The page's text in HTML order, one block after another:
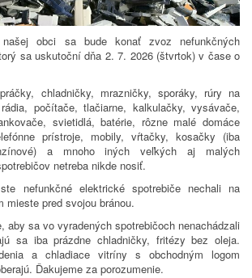
obci sa bude konať zvoz nefunkčných
sa uskutoční dňa 2. 7. 2026 (štvrtok) v čase o
chladničky, mrazničky, sporáky, rúry na
počítače, tlačiarne, kalkulačky, vysávače,
svietidlá, batérie, rôzne malé domáce
prístroje, mobily, vŕtačky, kosačky (iba
a mnoho iných veľkých aj malých
netreba nikde nosiť.
nefunkčné elektrické spotrebiče nechali na
mieste pred svojou bránou.
aby sa vo vyradených spotrebičoch nenachádzali
sa iba prázdne chladničky, fritézy bez oleja.
a chladiace vitríny s obchodným logom
Ďakujeme za porozumenie.